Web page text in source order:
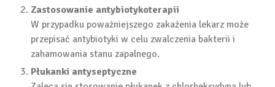
Zastosowanie antybiotykoterapii
W przypadku poważniejszego zakażenia lekarz może
przepisać antybiotyki w celu zwalczenia bakterii i
zahamowania stanu zapalnego.
Płukanki antyseptyczne